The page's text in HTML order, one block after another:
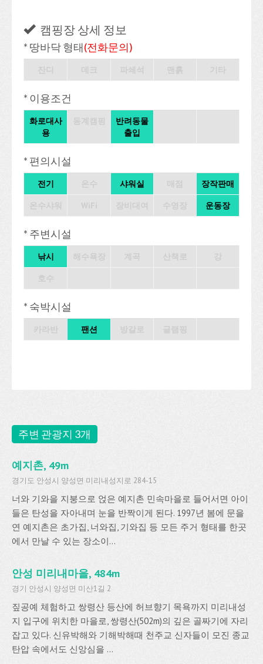
캠핑장 상세 정보
* 땅바닥 형태(전화문의)
* 이용조건
화로대사
용
반려동물
출입
* 편의시설
전기 샤워실 장작판매
운동장
* 주변시설
낚시
* 숙박시설
팬션
주변 관광지 3개
예지촌, 49m
경기도 안성시 양성면 미리내성지로 284-15
너와 기와을 지붕으로 얹은 예지촌 민속마을로 들어서면 아이
들은 탄성을 자아내며 눈을 반짝이게 된다. 1997년 봄에 문을
연 예지촌은 초가집, 너와집, 기와집 등 모든 주거 형태를 한곳
에서 만날 수 있는 장소이...
안성 미리내마을, 484m
경기 안성시 양성면 미산1길 2
짚공예 체험하고 쌍령산 등산에 허브향기 목욕까지 미리내성
지 입구에 위치한 마을로, 쌍령산(502m)의 깊은 골짜기에 자리
잡고 있다. 신유박해와 기해박해때 천주교 신자들이 모진 종교
탄압 속에서도 신앙심을 ...